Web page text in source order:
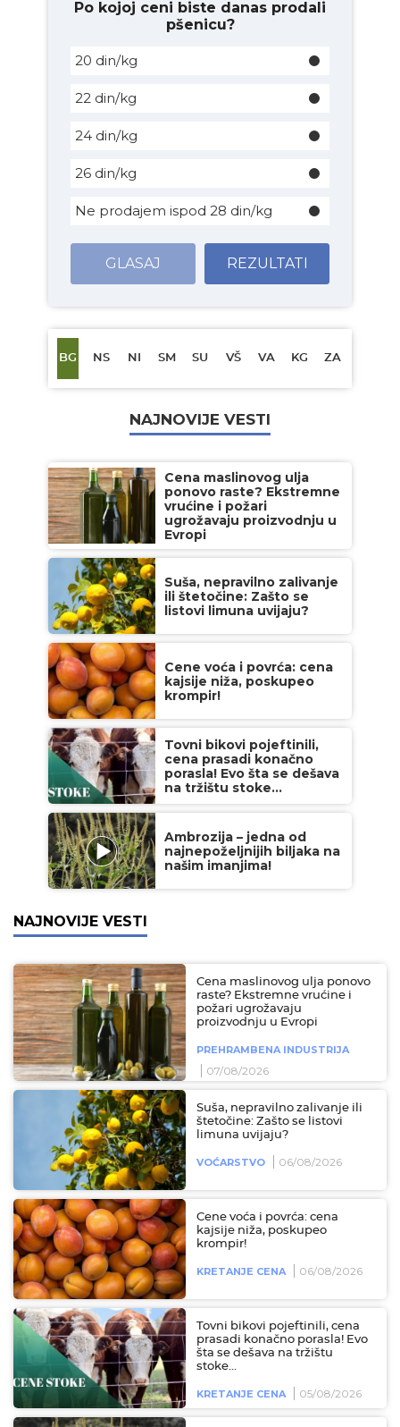
Po kojoj ceni biste danas prodali
pšenicu?
20 din/kg
22 din/kg
24 din/kg
26 din/kg
Ne prodajem ispod 28 din/kg
GLASAJ REZULTATI
BG NS NI SM SU VŠ VA KG ZA
NAJNOVIJE VESTI
Cena maslinovog ulja
ponovo raste? Ekstremne
vrućine i požari
ugrožavaju proizvodnju u
Evropi
Suša, nepravilno zalivanje
ili štetočine: Zašto se
listovi limuna uvijaju?
Cene voća i povrća: cena
kajsije niža, poskupeo
krompir!
Tovni bikovi pojeftinili,
cena prasadi konačno
porasla! Evo šta se dešava
na tržištu stoke...
Ambrozija – jedna od
najnepoželjnijih biljaka na
našim imanjima!
NAJNOVIJE VESTI
Cena maslinovog ulja ponovo
raste? Ekstremne vrućine i
požari ugrožavaju
proizvodnju u Evropi
PREHRAMBENA INDUSTRIJA
07/08/2026
Suša, nepravilno zalivanje ili
štetočine: Zašto se listovi
limuna uvijaju?
VOĆARSTVO 06/08/2026
Cene voća i povrća: cena
kajsije niža, poskupeo
krompir!
KRETANJE CENA 06/08/2026
Tovni bikovi pojeftinili, cena
prasadi konačno porasla! Evo
šta se dešava na tržištu
stoke...
KRETANJE CENA 05/08/2026